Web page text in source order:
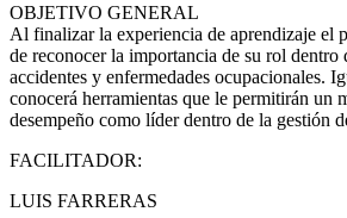
OBJETIVO GENERAL
Al finalizar la experiencia de aprendizaje el
de reconocer la importancia de su rol dentro
accidentes y enfermedades ocupacionales.
conocerá herramientas que le permitirán un
desempeño como líder dentro de la gestión
FACILITADOR:
LUIS FARRERAS